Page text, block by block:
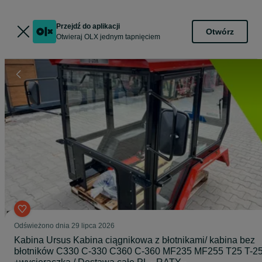
Przejdź do aplikacji
Otwieraj OLX jednym tapnięciem
Otwórz
Odświeżono dnia 29 lipca 2026
Kabina Ursus Kabina ciągnikowa z błotnikami/ kabina bez
błotników C330 C-330 C360 C-360 MF235 MF255 T25 T-